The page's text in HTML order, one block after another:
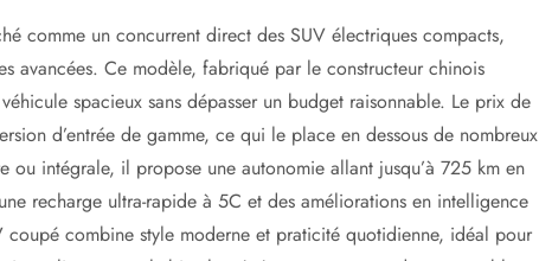
comme un concurrent direct des SUV électriques compacts,
avancées. Ce modèle, fabriqué par le constructeur chinois
spacieux sans dépasser un budget raisonnable. Le prix de
d’entrée de gamme, ce qui le place en dessous de nombreux
intégrale, il propose une autonomie allant jusqu’à 725 km en
recharge ultra-rapide à 5C et des améliorations en intelligence
coupé combine style moderne et praticité quotidienne, idéal pour